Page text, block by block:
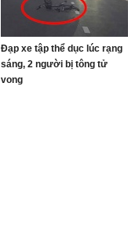
Đạp xe tập thể dục lúc rạng
sáng, 2 người bị tông tử
vong